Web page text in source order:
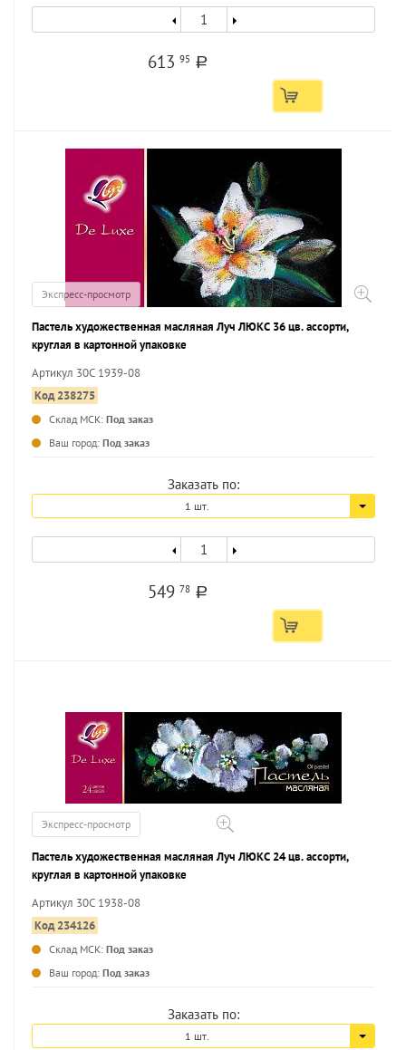
61395 a
Экспресс-просмотр
Пастель художественная масляная Луч ЛЮКС 36 цв. ассорти,
круглая в картонной упаковке
Артикул 30С 1939-08
Код 238275
Склад МСК: Под заказ
Ваш город: Под заказ
Заказать по:
1 шт.
54978 a
Экспресс-просмотр
Пастель художественная масляная Луч ЛЮКС 24 цв. ассорти,
круглая в картонной упаковке
Артикул 30С 1938-08
Код 234126
Склад МСК: Под заказ
Ваш город: Под заказ
Заказать по:
1 шт.